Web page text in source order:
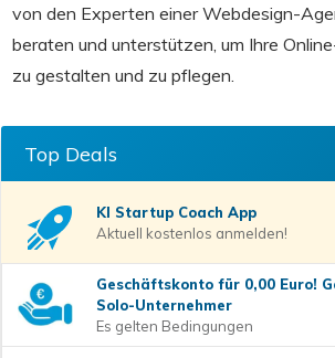
von den Experten einer Webdesign-
beraten und unterstützen, um Ihre
zu gestalten und zu pflegen.
Top Deals
KI Startup Coach App
Aktuell kostenlos anmelden!
Geschäftskonto für 0,00 Euro!
Solo-Unternehmer
Es gelten Bedingungen